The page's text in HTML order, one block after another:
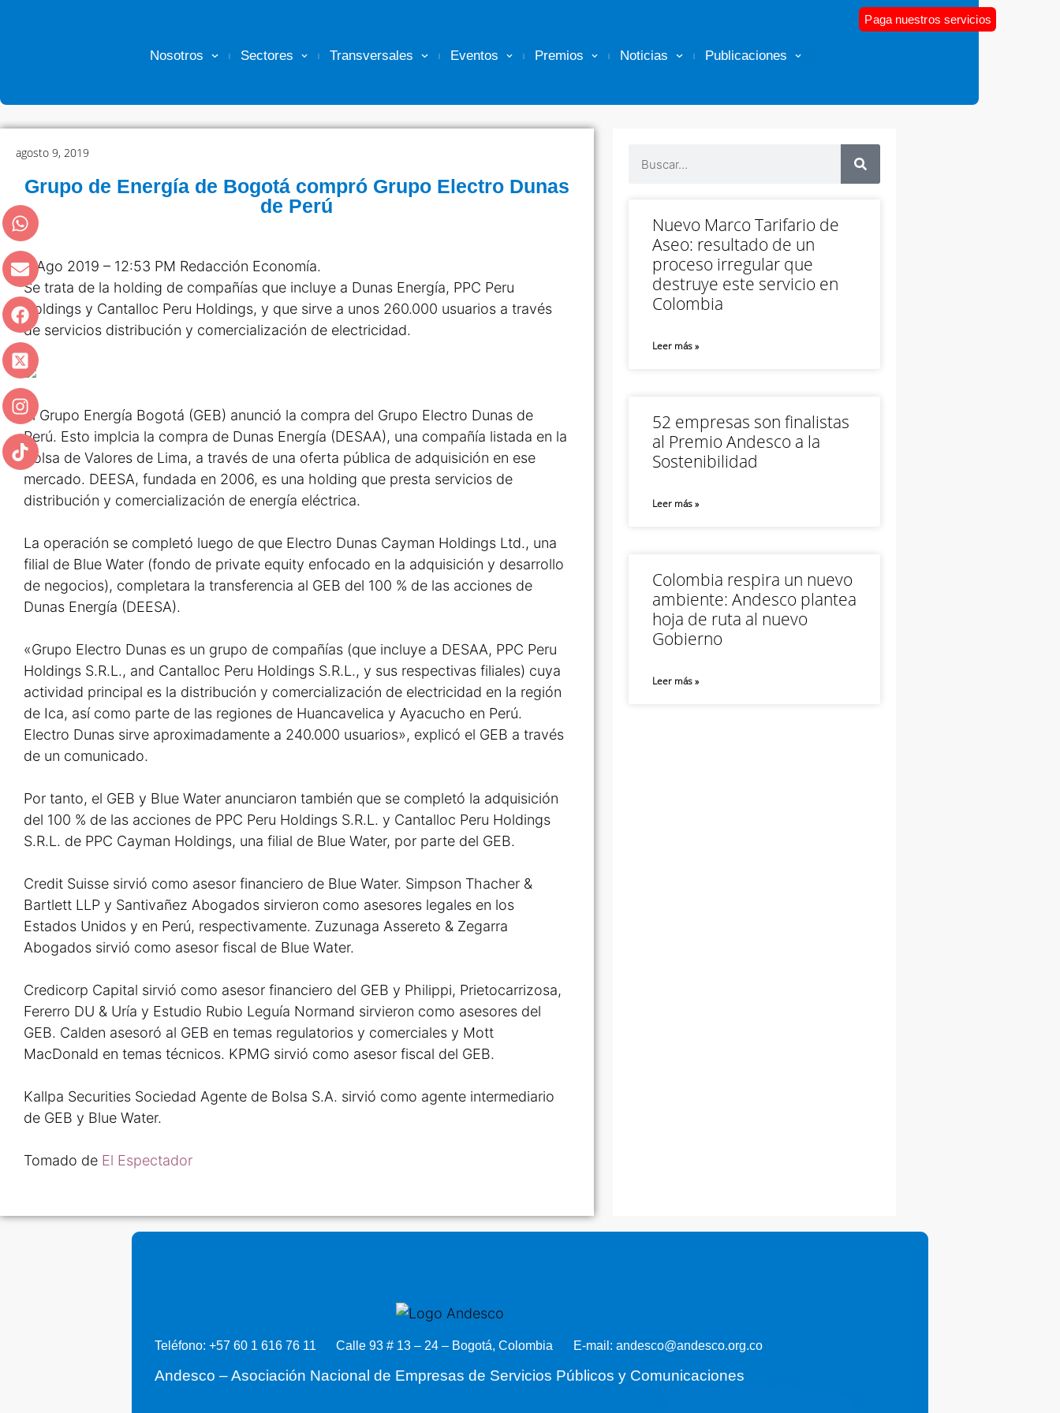
Nosotros Sectores Transversales Eventos Premios Noticias Publicaciones
Paga nuestros servicios
agosto 9, 2019
Grupo de Energía de Bogotá compró Grupo Electro Dunas
de Perú
9 Ago 2019 – 12:53 PM Redacción Economía.
Se trata de la holding de compañías que incluye a Dunas Energía, PPC Peru
Holdings y Cantalloc Peru Holdings, y que sirve a unos 260.000 usuarios a través
de servicios distribución y comercialización de electricidad.
El Grupo Energía Bogotá (GEB) anunció la compra del Grupo Electro Dunas de
Perú. Esto implcia la compra de Dunas Energía (DESAA), una compañía listada en la
Bolsa de Valores de Lima, a través de una oferta pública de adquisición en ese
mercado. DEESA, fundada en 2006, es una holding que presta servicios de
distribución y comercialización de energía eléctrica.
La operación se completó luego de que Electro Dunas Cayman Holdings Ltd., una
filial de Blue Water (fondo de private equity enfocado en la adquisición y desarrollo
de negocios), completara la transferencia al GEB del 100 % de las acciones de
Dunas Energía (DEESA).
«Grupo Electro Dunas es un grupo de compañías (que incluye a DESAA, PPC Peru
Holdings S.R.L., and Cantalloc Peru Holdings S.R.L., y sus respectivas filiales) cuya
actividad principal es la distribución y comercialización de electricidad en la región
de Ica, así como parte de las regiones de Huancavelica y Ayacucho en Perú.
Electro Dunas sirve aproximadamente a 240.000 usuarios», explicó el GEB a través
de un comunicado.
Por tanto, el GEB y Blue Water anunciaron también que se completó la adquisición
del 100 % de las acciones de PPC Peru Holdings S.R.L. y Cantalloc Peru Holdings
S.R.L. de PPC Cayman Holdings, una filial de Blue Water, por parte del GEB.
Credit Suisse sirvió como asesor financiero de Blue Water. Simpson Thacher &
Bartlett LLP y Santivañez Abogados sirvieron como asesores legales en los
Estados Unidos y en Perú, respectivamente. Zuzunaga Assereto & Zegarra
Abogados sirvió como asesor fiscal de Blue Water.
Credicorp Capital sirvió como asesor financiero del GEB y Philippi, Prietocarrizosa,
Fererro DU & Uría y Estudio Rubio Leguía Normand sirvieron como asesores del
GEB. Calden asesoró al GEB en temas regulatorios y comerciales y Mott
MacDonald en temas técnicos. KPMG sirvió como asesor fiscal del GEB.
Kallpa Securities Sociedad Agente de Bolsa S.A. sirvió como agente intermediario
de GEB y Blue Water.
Tomado de El Espectador
Nuevo Marco Tarifario de
Aseo: resultado de un
proceso irregular que
destruye este servicio en
Colombia
Leer más »
52 empresas son finalistas
al Premio Andesco a la
Sostenibilidad
Leer más »
Colombia respira un nuevo
ambiente: Andesco plantea
hoja de ruta al nuevo
Gobierno
Leer más »
Teléfono: +57 60 1 616 76 11 Calle 93 # 13 – 24 – Bogotá, Colombia E-mail: andesco@andesco.org.co
Andesco – Asociación Nacional de Empresas de Servicios Públicos y Comunicaciones